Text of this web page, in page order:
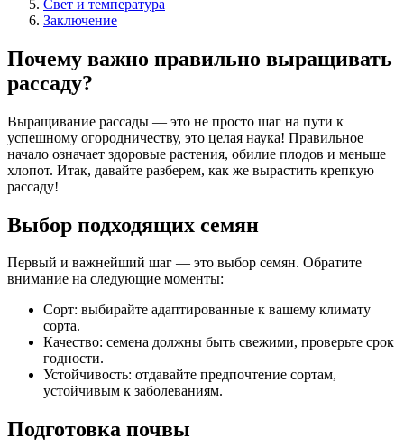
Свет и температура
Заключение
Почему важно правильно выращивать
рассаду?
Выращивание рассады — это не просто шаг на пути к
успешному огородничеству, это целая наука! Правильное
начало означает здоровые растения, обилие плодов и меньше
хлопот. Итак, давайте разберем, как же вырастить крепкую
рассаду!
Выбор подходящих семян
Первый и важнейший шаг — это выбор семян. Обратите
внимание на следующие моменты:
Сорт: выбирайте адаптированные к вашему климату
сорта.
Качество: семена должны быть свежими, проверьте срок
годности.
Устойчивость: отдавайте предпочтение сортам,
устойчивым к заболеваниям.
Подготовка почвы